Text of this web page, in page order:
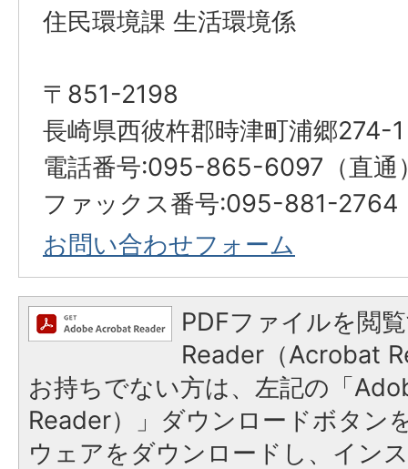
住民環境課 生活環境係
〒851-2198
長崎県西彼杵郡時津町浦郷274-1
電話番号:095-865-6097（直通
ファックス番号:095-881-2764
お問い合わせフォーム
PDFファイルを閲
Reader（Acrobat
お持ちでない方は、左記の「
Reader）」ダウンロードボタン
ウェアをダウンロードし、イン